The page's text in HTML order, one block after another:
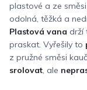
plastové a ze
odolná, těžká a
Plastová vana drží
praskat. Vyřešily to
z pružné směsi
srolovat, ale